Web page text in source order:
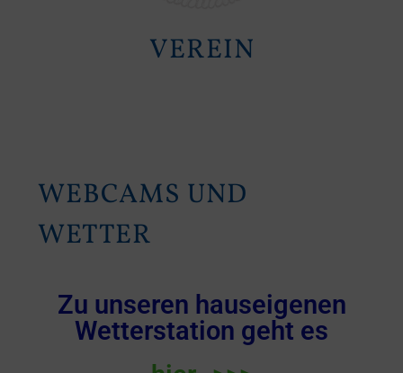
VEREIN
WEBCAMS UND
WETTER
Zu unseren hauseigenen
Wetterstation geht es